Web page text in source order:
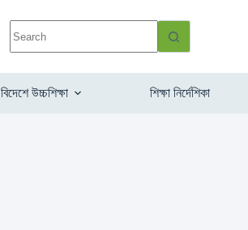
বিদেশে উচ্চশিক্ষা শিক্ষা নির্দেশিকা